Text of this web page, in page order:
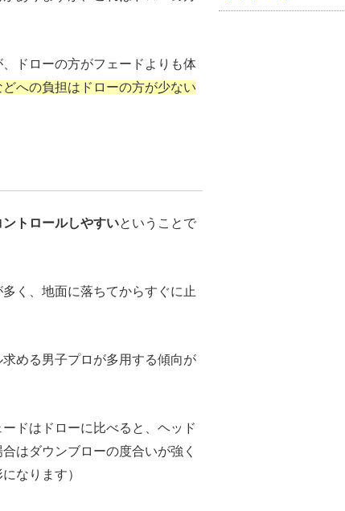
ドローの方がフェードよりも体
への負担はドローの方が少ない
ントロールしやすいということで
く、地面に落ちてからすぐに止
める男子プロが多用する傾向が
ドはドローに比べると、ヘッド
はダウンブローの度合いが強く
なります）